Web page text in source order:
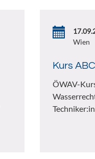
Wien
Kurs
ÖWAV-